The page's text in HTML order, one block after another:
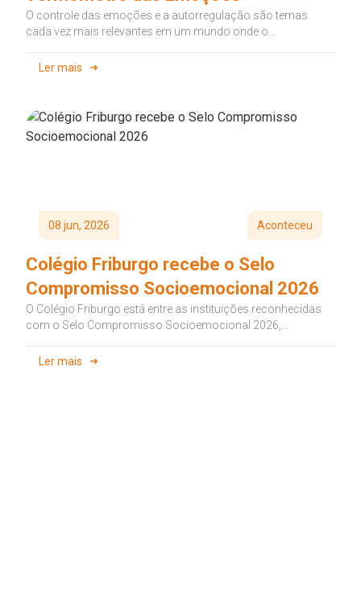
O controle das emoções e a autorregulação são temas
cada vez mais relevantes em um mundo onde o
Ler mais
08 jun, 2026 Aconteceu
Colégio Friburgo recebe o Selo
Compromisso Socioemocional 2026
O Colégio Friburgo está entre as instituições reconhecidas
com o Selo Compromisso Socioemocional 2026,
Ler mais